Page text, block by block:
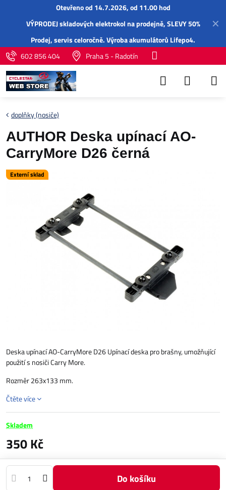
✕
Otevřeno od 14.7.2026, od 11.00 hod
VÝPRODEJ skladových elektrokol na prodejně, SLEVY 50%
Prodej,servisceloročně.Výroba akumulátorů Lifepo4.
602 856 404
Praha 5 - Radotín
Externí sklad
doplňky (nosiče)
AUTHOR Deska upínací AO-
CarryMore D26 černá
Deska upínací AO-CarryMore D26 Upínací deska pro brašny, umožňující
použití s nosiči Carry More.
Rozměr 263x133 mm.
Čtěte více
Skladem
350 Kč
Do košíku